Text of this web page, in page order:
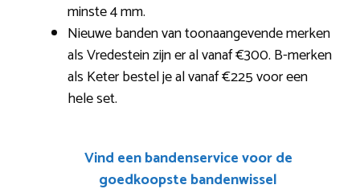
minste 4 mm.
Nieuwe banden van toonaangevende merken
als Vredestein zijn er al vanaf €300. B-merken
als Keter bestel je al vanaf €225 voor een
hele set.
Vind een bandenservice voor de
goedkoopste bandenwissel